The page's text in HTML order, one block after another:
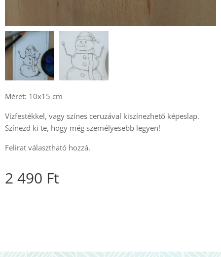
Méret: 10x15 cm
Vízfestékkel, vagy színes ceruzával kiszínezhető képeslap.
Színezd ki te, hogy még személyesebb legyen!
Felirat választható hozzá.
2 490 Ft